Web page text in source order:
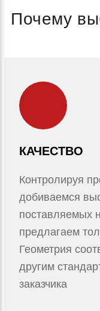
Почему
КАЧЕСТВО
Контролируя
добиваемся
поставляемых
предлагаем
Геометрия
другим
заказчика